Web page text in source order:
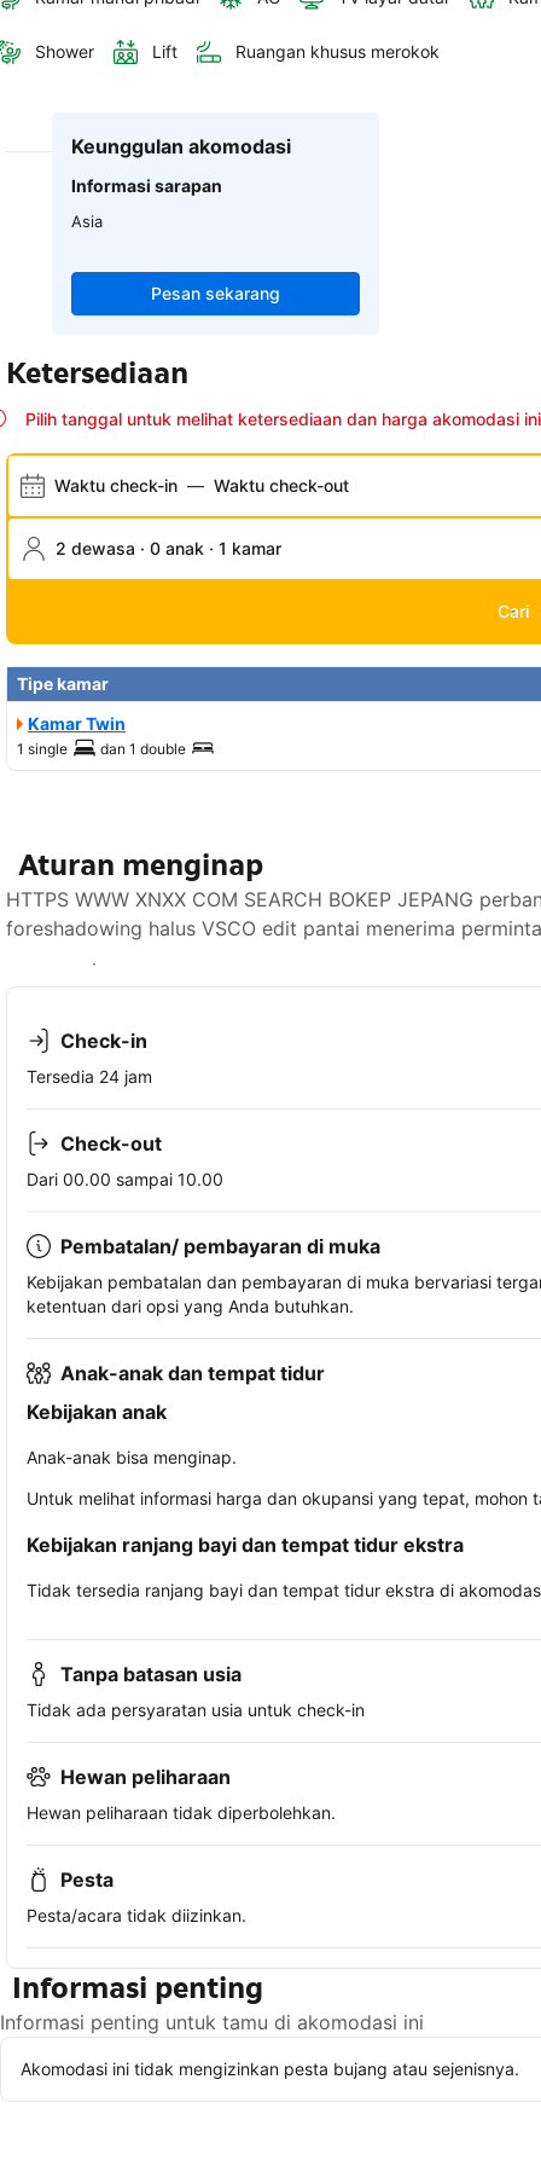
Shower Lift Ruangan khusus merokok
Keunggulan akomodasi
Informasi sarapan
Asia
Pesan sekarang
Ketersediaan
Pilih tanggal untuk melihat ketersediaan dan harga akomodasi ini
Waktu check-in — Waktu check-out
2 dewasa · 0 anak · 1 kamar
Cari
Tipe kamar
Kamar Twin
1 single dan 1 double
Aturan menginap
HTTPS WWW XNXX COM SEARCH BOKEP JEPANG
foreshadowing halus VSCO edit pantai menerima
Lihat ketersediaan
Check-in
Tersedia 24 jam
Check-out
Dari 00.00 sampai 10.00
Pembatalan/ pembayaran di muka
Kebijakan pembatalan dan pembayaran di muka bervariasi
ketentuan dari opsi yang Anda butuhkan.
Anak-anak dan tempat tidur
Kebijakan anak
Anak-anak bisa menginap.
Untuk melihat informasi harga dan okupansi yang tepat,
Kebijakan ranjang bayi dan tempat tidur ekstra
Tidak tersedia ranjang bayi dan tempat tidur ekstra di
Tanpa batasan usia
Tidak ada persyaratan usia untuk check-in
Hewan peliharaan
Hewan peliharaan tidak diperbolehkan.
Pesta
Pesta/acara tidak diizinkan.
Informasi penting
Informasi penting untuk tamu di akomodasi ini
Akomodasi ini tidak mengizinkan pesta bujang atau sejenisnya.